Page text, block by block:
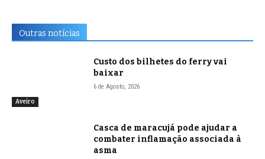
Outras notícias
Aveiro
Custo dos bilhetes do ferry vai
baixar
6 de Agosto, 2026
Casca de maracujá pode ajudar a
combater inflamação associada à
asma